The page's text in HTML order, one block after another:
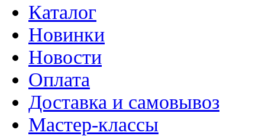
Каталог
Новинки
Новости
Оплата
Доставка и самовывоз
Мастер-классы